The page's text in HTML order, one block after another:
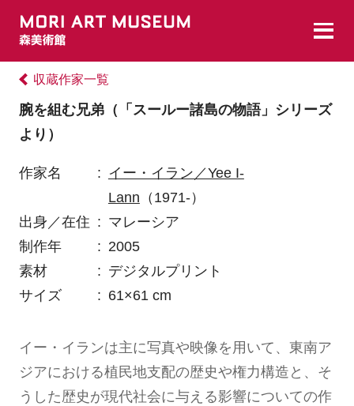
収蔵作家一覧
腕を組む兄弟（「スールー諸島の物語」シリーズ
より）
作家名 : イー・イラン／Yee I-
Lann （1971-）
出身／在住 : マレーシア
制作年
: 2005
素材
: デジタルプリント
サイズ
: 61×61 cm
イー・イランは主に写真や映像を用いて、東南ア
ジアにおける植民地支配の歴史や権力構造と、そ
うした歴史が現代社会に与える影響についての作